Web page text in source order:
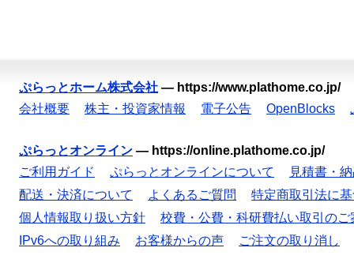
ぷらっとホーム株式会社 — https://www.plathome.co.jp/
会社概要
株主・投資家情報 電子公告 OpenBlocks
ぷらっとオンライン — https://online.plathome.co.jp/
ご利用ガイド
ぷらっとオンラインについて
見積書・
配送・決済について
よくあるご質問
特定商取引法に
個人情報取り扱い方針
校費・公費・科研費払い取引のご
IPv6への取り組み
お客様からの声 ご注文の取り消し